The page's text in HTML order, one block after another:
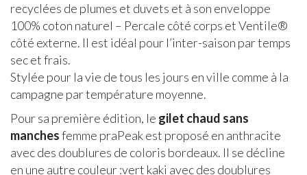
recyclées de plumes et duvets et à son enveloppe
100% coton naturel – Percale côté corps et Ventile®
côté externe. Il est idéal pour l’inter-saison par temps
sec et frais.
Stylée pour la vie de tous les jours en ville comme à la
campagne par température moyenne.
Pour sa première édition, le gilet chaud sans
manchesfemme praPeak est proposé en anthracite
avec des doublures de coloris bordeaux. Il se décline
en une autre couleur :vert kaki avec des doublures